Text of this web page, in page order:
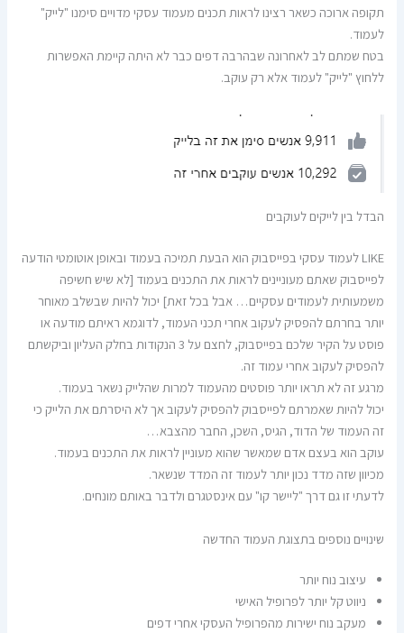
תקופה ארוכה כשאר רצינו לראות תכנים מעמוד עסקי מדויים סימנו "לייק"
לעמוד.
בטח שמתם לב לאחרונה שבהרבה דפים כבר לא היתה קיימת האפשרות
ללחוץ "לייק" לעמוד אלא רק עוקב.
הבדל בין לייקים לעוקבים
LIKE לעמוד עסקי בפייסבוק הוא הבעת תמיכה בעמוד ובאופן אוטומטי הודעה
לפייסבוק שאתם מעוניינים לראות את התכנים בעמוד [לא שיש חשיפה
משמעותית לעמודים עסקיים… אבל בכל זאת] יכול להיות שבשלב מאוחר
יותר בחרתם להפסיק לעקוב אחרי תכני העמוד, לדוגמא ראיתם מודעה או
פוסט על הקיר שלכם בפייסבוק, לחצם על 3 הנקודות בחלק העליון וביקשתם
להפסיק לעקוב אחרי עמוד זה.
מרגע זה לא תראו יותר פוסטים מהעמוד למרות שהלייק נשאר בעמוד.
יכול להיות שאמרתם לפייסבוק להפסיק לעקוב אך לא היסרתם את הלייק כי
זה העמוד של הדוד, הגיס, השכן, החבר מהצבא…
עוקב הוא בעצם אדם שמאשר שהוא מעוניין לראות את התכנים בעמוד.
מכיוון שזה מדד נכון יותר לעמוד זה המדד שנשאר.
לדעתי זו גם דרך "ליישר קו" עם אינסטגרם ולדבר באותם מונחים.
שינויים נוספים בתצוגת העמוד החדשה
עיצוב נוח יותר
ניווט קל יותר לפרופיל האישי
מעקב נוח ישירות מהפרופיל העסקי אחרי דפים